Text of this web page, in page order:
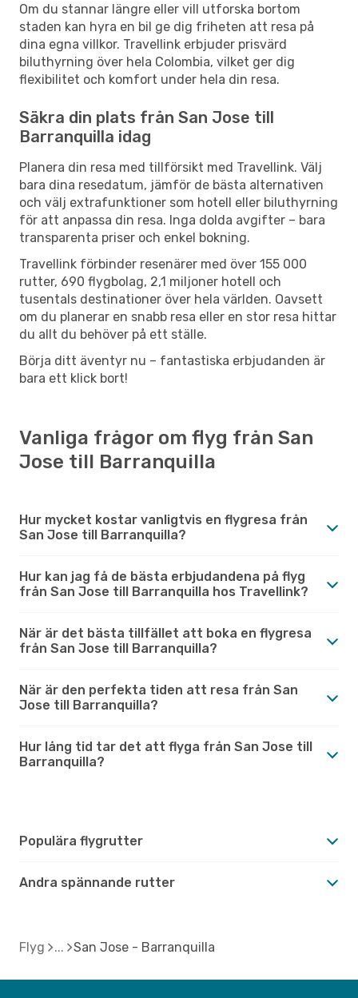
Om du stannar längre eller vill utforska bortom
staden kan hyra en bil ge dig friheten att resa på
dina egna villkor. Travellink erbjuder prisvärd
biluthyrning över hela Colombia, vilket ger dig
flexibilitet och komfort under hela din resa.
Säkra din plats från San Jose till
Barranquilla idag
Planera din resa med tillförsikt med Travellink. Välj
bara dina resedatum, jämför de bästa alternativen
och välj extrafunktioner som hotell eller biluthyrning
för att anpassa din resa. Inga dolda avgifter – bara
transparenta priser och enkel bokning.
Travellink förbinder resenärer med över 155 000
rutter, 690 flygbolag, 2,1 miljoner hotell och
tusentals destinationer över hela världen. Oavsett
om du planerar en snabb resa eller en stor resa hittar
du allt du behöver på ett ställe.
Börja ditt äventyr nu – fantastiska erbjudanden är
bara ett klick bort!
Vanliga frågor om flyg från San
Jose till Barranquilla
Hur mycket kostar vanligtvis en flygresa från
San Jose till Barranquilla?
Hur kan jag få de bästa erbjudandena på flyg
från San Jose till Barranquilla hos Travellink?
När är det bästa tillfället att boka en flygresa
från San Jose till Barranquilla?
När är den perfekta tiden att resa från San
Jose till Barranquilla?
Hur lång tid tar det att flyga från San Jose till
Barranquilla?
Populära flygrutter
Andra spännande rutter
Flyg San Jose - Barranquilla